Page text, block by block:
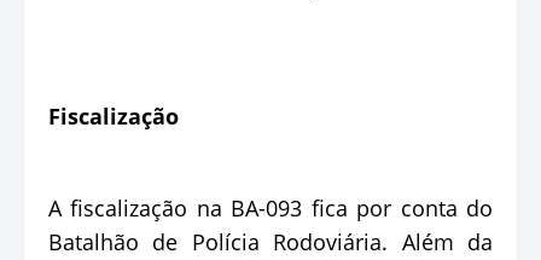
Fiscalização
A fiscalização na BA-093 fica por conta do
Batalhão de Polícia Rodoviária. Além da